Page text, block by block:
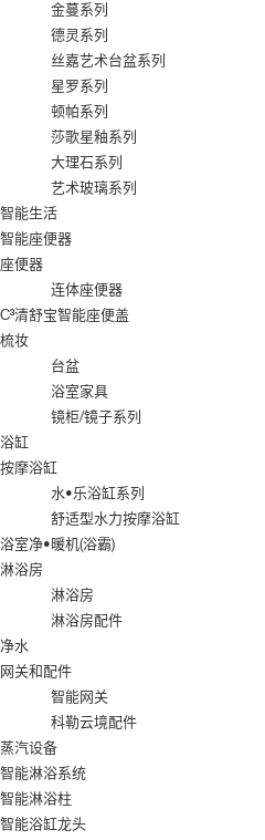
金蔓系列
德灵系列
丝嘉艺术台盆系列
星罗系列
顿帕系列
莎歌星釉系列
大理石系列
艺术玻璃系列
智能生活
智能座便器
座便器
连体座便器
C³清舒宝智能座便盖
梳妆
台盆
浴室家具
镜柜/镜子系列
浴缸
按摩浴缸
水•乐浴缸系列
舒适型水力按摩浴缸
浴室净•暖机(浴霸)
淋浴房
淋浴房
淋浴房配件
净水
网关和配件
智能网关
科勒云境配件
蒸汽设备
智能淋浴系统
智能淋浴柱
智能浴缸龙头